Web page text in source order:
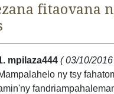
fitaovana
mpilaza444 ( 03/10/
ny tsy